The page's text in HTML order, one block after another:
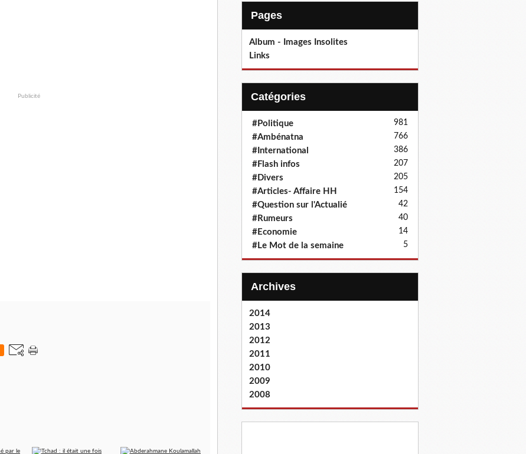
Publicité
Pages
Album - Images Insolites
Links
Catégories
#Politique 981
#Ambénatna 766
#International 386
#Flash infos 207
#Divers 205
#Articles- Affaire HH 154
#Question sur l'Actualié 42
#Rumeurs 40
#Economie 14
#Le Mot de la semaine 5
Archives
2014
2013
2012
2011
2010
2009
2008